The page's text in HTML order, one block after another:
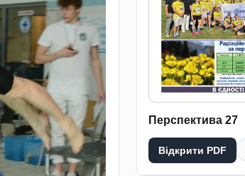
Перспектива 27
Відкрити PDF